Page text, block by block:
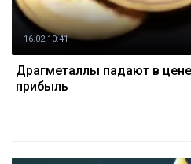
16.02 10:41
Драгметаллы падают в
прибыль